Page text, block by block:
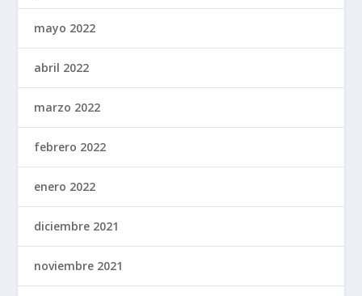
mayo 2022
abril 2022
marzo 2022
febrero 2022
enero 2022
diciembre 2021
noviembre 2021